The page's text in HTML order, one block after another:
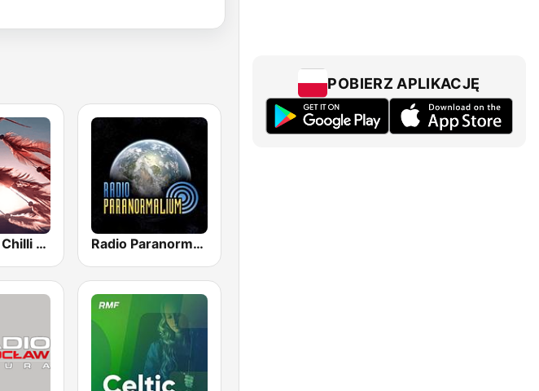
Radio ZET Chilli Soul Radio Paranormalium
POBIERZ APLIKACJĘ